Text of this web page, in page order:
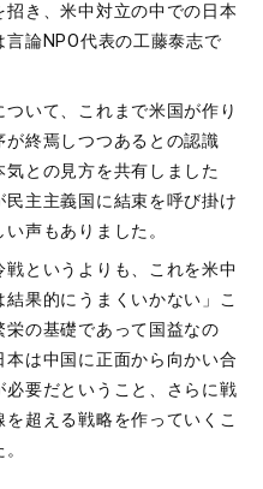
き、米中対立の中での日本
論NPO代表の工藤泰志で
いて、これまで米国が作り
終焉しつつあるとの認識
との見方を共有しました
主主義国に結束を呼び掛け
声もありました。
というよりも、これを米中
果的にうまくいかない」こ
の基礎であって国益なの
は中国に正面から向かい合
要だということ、さらに戦
超える戦略を作っていくこ